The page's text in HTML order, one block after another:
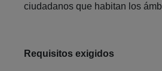
ciudadanos que habitan los
Requisitos exigidos